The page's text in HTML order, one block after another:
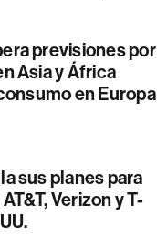
previsiones por
Asia y África
en Europa
sus planes para
Verizon y T-